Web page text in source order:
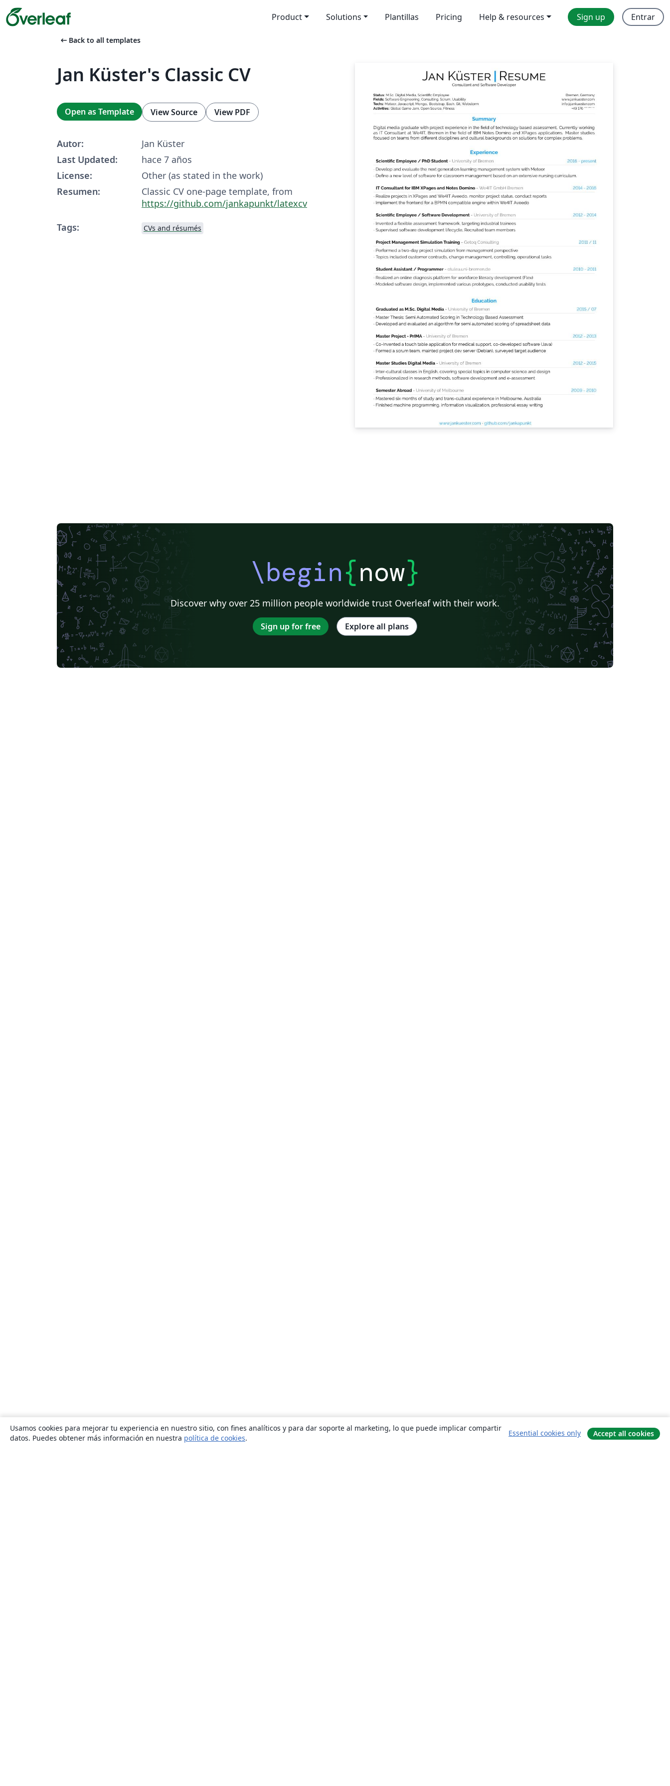
Product Solutions Plantillas Pricing Help & resources Sign up Entrar
arrow_left_alt Back to all templates
Jan Küster's Classic CV
Open as Template View Source View PDF
Autor:
Jan Küster
Last Updated:
hace 7 años
License:
Other (as stated in the work)
Resumen:
Classic CV one-page template, from
https://github.com/jankapunkt/latexcv
Tags:
CVs and résumés
\begin{now}
Discover why over 25 million people worldwide trust Overleaf with their work.
Sign up for free Explore all plans
Usamos cookies para mejorar tu experiencia en nuestro sitio, con fines analíticos y para dar soporte al marketing, lo que puede implicar compartir
datos. Puedes obtener más información en nuestra política de cookies.
Essential cookies only Accept all cookies